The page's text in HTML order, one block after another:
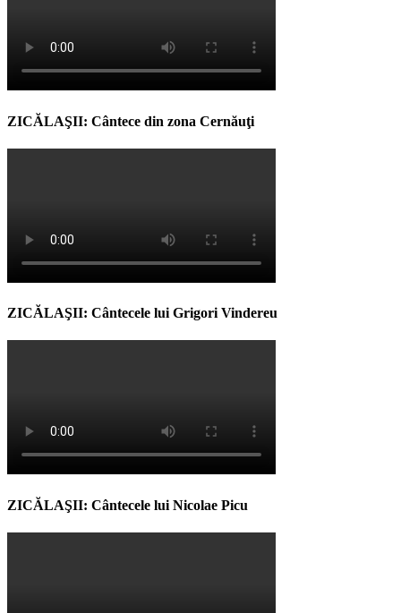
ZICĂLAŞII: Cântece din zona Cernăuţi
ZICĂLAŞII: Cântecele lui Grigori Vindereu
ZICĂLAŞII: Cântecele lui Nicolae Picu